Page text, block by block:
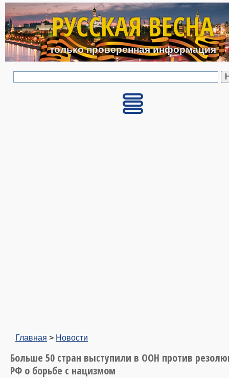
Перейти к основному
РУССКАЯ ВЕСНА
только проверенная информация
Главная > Новости
Больше 50 стран выступили в ООН против
РФ о борьбе с нацизмом